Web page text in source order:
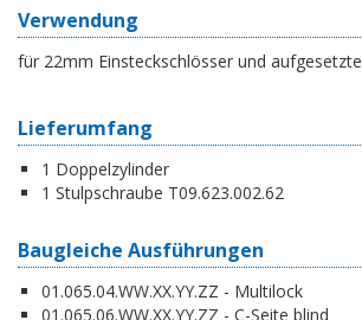
Verwendung
für 22mm Einsteckschlösser und
Lieferumfang
1 Doppelzylinder
1 Stulpschraube T09.623.002.62
Baugleiche Ausführungen
01.065.04.WW.XX.YY.ZZ - Multilock
01.065.06.WW.XX.YY.ZZ - C-Seite blind